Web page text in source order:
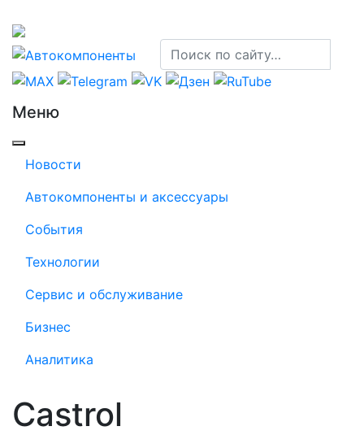
Меню
Новости
Автокомпоненты и аксессуары
События
Технологии
Сервис и обслуживание
Бизнес
Аналитика
Castrol